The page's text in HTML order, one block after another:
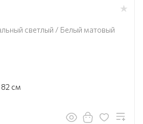
светлый / Белый матовый
82 см